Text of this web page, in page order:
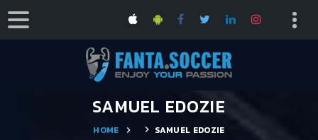
SAMUEL EDOZIE
HOME SAMUEL EDOZIE